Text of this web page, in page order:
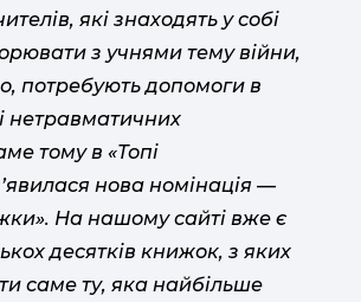
які знаходять у собі
з учнями тему війни,
потребують допомоги в
нетравматичних
тому в «Топі
нова номінація —
На нашому сайті вже є
десятків книжок, з яких
саме ту, яка найбільше